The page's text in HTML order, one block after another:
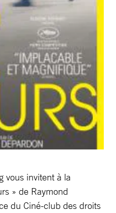
vous invitent à la
» de Raymond
du Ciné-club des droits